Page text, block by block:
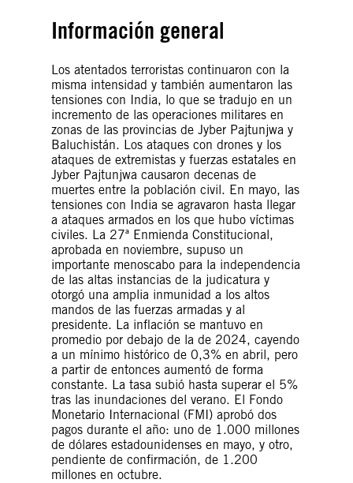
Información general
Los atentados terroristas continuaron con la
misma intensidad y también aumentaron las
tensiones con India, lo que se tradujo en un
incremento de las operaciones militares en
zonas de las provincias de Jyber Pajtunjwa y
Baluchistán. Los ataques con drones y los
ataques de extremistas y fuerzas estatales en
Jyber Pajtunjwa causaron decenas de
muertes entre la población civil. En mayo, las
tensiones con India se agravaron hasta llegar
a ataques armados en los que hubo víctimas
civiles. La 27ª Enmienda Constitucional,
aprobada en noviembre, supuso un
importante menoscabo para la independencia
de las altas instancias de la judicatura y
otorgó una amplia inmunidad a los altos
mandos de las fuerzas armadas y al
presidente. La inflación se mantuvo en
promedio por debajo de la de 2024, cayendo
a un mínimo histórico de 0,3% en abril, pero
a partir de entonces aumentó de forma
constante. La tasa subió hasta superar el 5%
tras las inundaciones del verano. El Fondo
Monetario Internacional (FMI) aprobó dos
pagos durante el año: uno de 1.000 millones
de dólares estadounidenses en mayo, y otro,
pendiente de confirmación, de 1.200
millones en octubre.